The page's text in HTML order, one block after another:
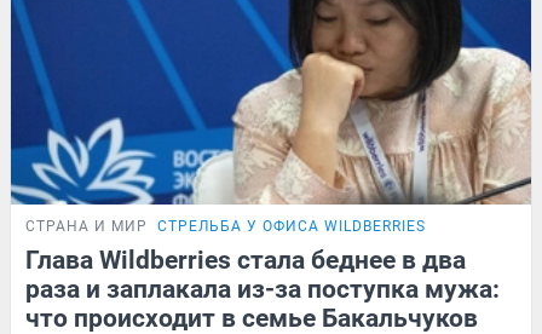
СТРАНА И МИР СТРЕЛЬБА У ОФИСА WILDBERRIES
Глава Wildberries стала беднее в два
раза и заплакала из-за поступка мужа:
что происходит в семье Бакальчуков